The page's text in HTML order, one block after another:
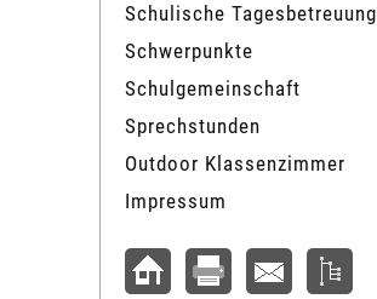
Schulische Tagesbetreuung
Schwerpunkte
Schulgemeinschaft
Sprechstunden
Outdoor Klassenzimmer
Impressum